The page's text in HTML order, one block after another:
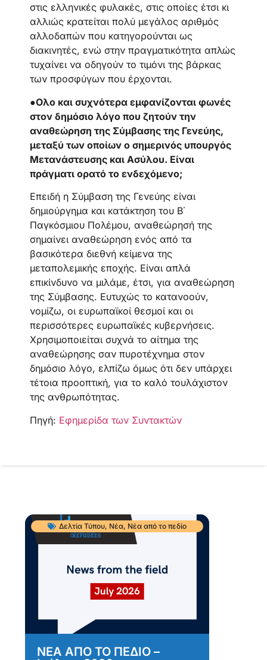
στις ελληνικές φυλακές, στις οποίες έτσι κι
αλλιώς κρατείται πολύ μεγάλος αριθμός
αλλοδαπών που κατηγορούνται ως
διακινητές, ενώ στην πραγματικότητα απλώς
τυχαίνει να οδηγούν το τιμόνι της βάρκας
των προσφύγων που έρχονται.
●Ολο και συχνότερα εμφανίζονται φωνές
στον δημόσιο λόγο που ζητούν την
αναθεώρηση της Σύμβασης της Γενεύης,
μεταξύ των οποίων ο σημερινός υπουργός
Μετανάστευσης και Ασύλου. Είναι
πράγματι ορατό το ενδεχόμενο;
Επειδή η Σύμβαση της Γενεύης είναι
δημιούργημα και κατάκτηση του Β΄
Παγκόσμιου Πολέμου, αναθεώρησή της
σημαίνει αναθεώρηση ενός από τα
βασικότερα διεθνή κείμενα της
μεταπολεμικής εποχής. Είναι απλά
επικίνδυνο να μιλάμε, έτσι, για αναθεώρηση
της Σύμβασης. Ευτυχώς το κατανοούν,
νομίζω, οι ευρωπαϊκοί θεσμοί και οι
περισσότερες ευρωπαϊκές κυβερνήσεις.
Χρησιμοποιείται συχνά το αίτημα της
αναθεώρησης σαν πυροτέχνημα στον
δημόσιο λόγο, ελπίζω όμως ότι δεν υπάρχει
τέτοια προοπτική, για το καλό τουλάχιστον
της ανθρωπότητας.
Πηγή: Εφημερίδα των Συντακτών
Δελτία Τύπου, Νέα, Νέα από το πεδίο
ΝΕΑ ΑΠΟ ΤΟ ΠΕΔΙΟ –